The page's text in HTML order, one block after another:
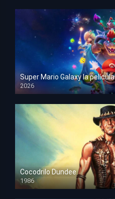
Super Mario Galaxy la película
2026
HD 1080p
Cocodrilo Dundee
1986
HD 1080p